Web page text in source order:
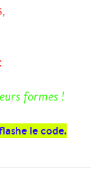
formes !
le code.